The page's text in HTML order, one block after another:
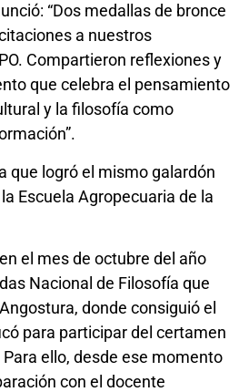
“Dos medallas de bronce
a nuestros
Compartieron reflexiones y
que celebra el pensamiento
y la filosofía como
que logró el mismo galardón
Escuela Agropecuaria de la
el mes de octubre del año
Nacional de Filosofía que
donde consiguió el
para participar del certamen
ello, desde ese momento
con el docente